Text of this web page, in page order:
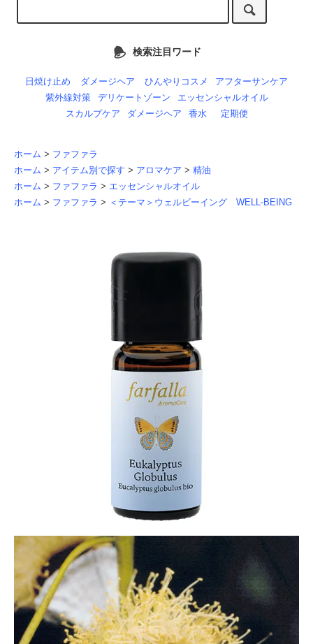
検索注目ワード
日焼け止め ダメージヘア ひんやりコスメ
アフターサンケア
紫外線対策
デリケートゾーン
エッセンシャルオイル
スカルプケア
ダメージヘア 香水 定期便
ホーム > ファファラ
ホーム > アイテム別で探す > アロマケア > 精油
ホーム > ファファラ > エッセンシャルオイル
ホーム > ファファラ > ＜テーマ＞ウェルビーイング WELL-BEING